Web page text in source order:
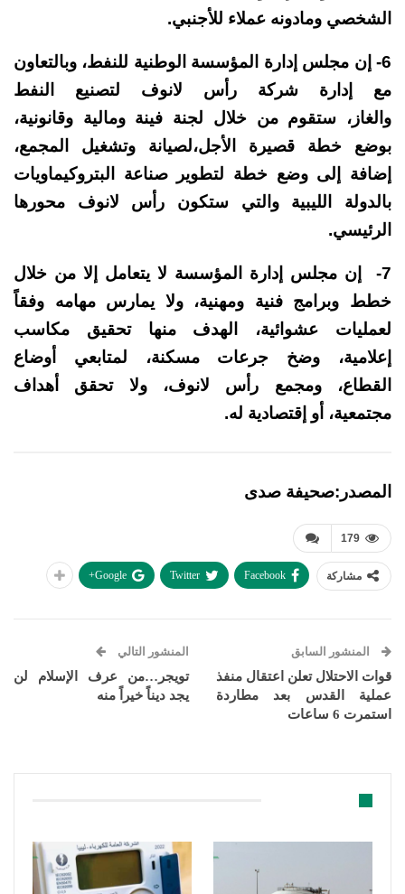
الشخصي ومادونه عملاء للأجنبي.
6- إن مجلس إدارة المؤسسة الوطنية للنفط، وبالتعاون
مع إدارة شركة رأس لانوف لتصنيع النفط
والغاز، ستقوم من خلال لجنة فينة ومالية وقانونية،
بوضع خطة قصيرة الأجل،لصيانة وتشغيل المجمع،
إضافة إلى وضع خطة لتطوير صناعة البتروكيماويات
بالدولة الليبية والتي ستكون رأس لانوف محورها
الرئيسي.
7- إن مجلس إدارة المؤسسة لا يتعامل إلا من خلال
خطط وبرامج فنية ومهنية، ولا يمارس مهامه وفقاً
لعمليات عشوائية، الهدف منها تحقيق مكاسب
إعلامية، وضخ جرعات مسكنة، لمتابعي أوضاع
القطاع، ومجمع رأس لانوف، ولا تحقق أهداف
مجتمعية، أو إقتصادية له.
المصدر:صحيفة صدى
179
مشاركة Facebook
Twitter
Google+
المنشور السابق
قوات الاحتلال تعلن اعتقال منفذ
عملية القدس بعد مطاردة
استمرت 6 ساعات
المنشور التالي
تويجر…من عرف الإسلام لن
يجد ديناً خيراً منه